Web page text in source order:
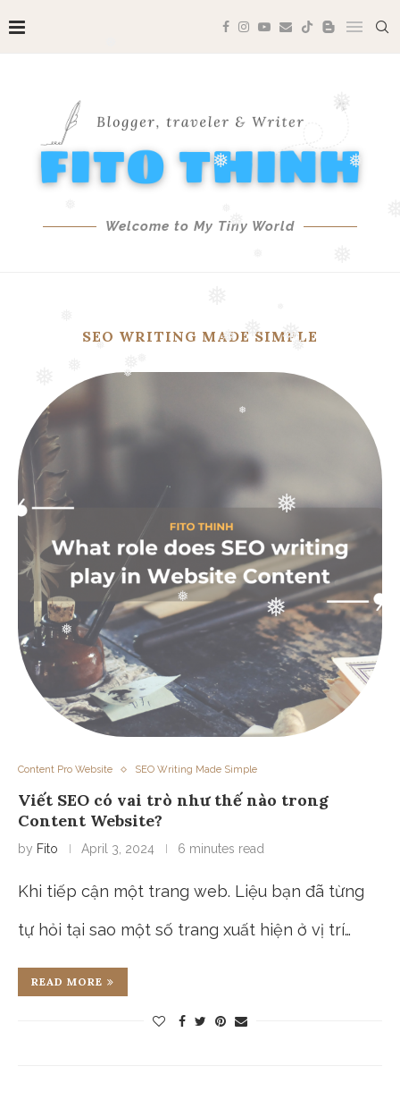
❅
❅
❅ ❅
❅
❅
❅
❅
❅
❅
❅
❅
❅
Welcome to My Tiny World
SEO WRITING MADE SIMPLE
Content Pro Website SEO Writing Made Simple
Viết SEO có vai trò như thế nào trong
Content Website?
by Fito April 3, 2024 6 minutes read
Khi tiếp cận một trang web. Liệu bạn đã từng
tự hỏi tại sao một số trang xuất hiện ở vị trí…
READ MORE